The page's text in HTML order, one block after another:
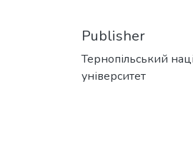
Publisher
Тернопільський
університет